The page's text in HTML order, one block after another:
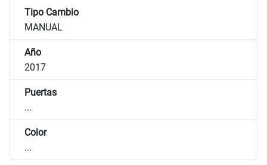
Tipo Cambio
MANUAL
Año
2017
Puertas
...
Color
...